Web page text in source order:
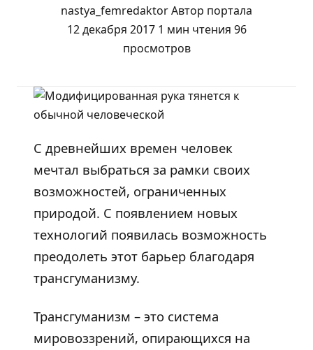
nastya_femredaktorАвтор портала
12 декабря 2017 1 мин чтения 96
просмотров
С древнейших времен человек
мечтал выбраться за рамки своих
возможностей, ограниченных
природой. С появлением новых
технологий появилась возможность
преодолеть этот барьер благодаря
трансгуманизму.
Трансгуманизм – это система
мировоззрений, опирающихся на